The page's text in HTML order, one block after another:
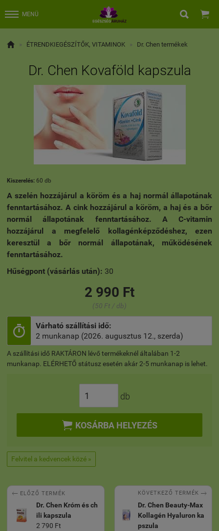
MENÜ  
 » ÉTRENDKIEGÉSZÍTŐK, VITAMINOK » Dr. Chen termékek
Dr. Chen Kovaföld kapszula
Kiszerelés: 60 db
A szelén hozzájárul a köröm és a haj normál állapotának
fenntartásához. A cink hozzájárul a köröm, a haj és a bőr
normál állapotának fenntartásához. A C-vitamin
hozzájárul a megfelelő kollagénképződéshez, ezen
keresztül a bőr normál állapotának, működésének
fenntartásához.
Hűségpont (vásárlás után): 30
2 990 Ft
(50 Ft / db)

Várható szállítási idő:
2 munkanap (2026. augusztus 12., szerda)
A szállítási idő RAKTÁRON lévő termékeknél általában 1-2
munkanap. ELÉRHETŐ státusz esetén akár 2-5 munkanap is lehet.
db
 KOSÁRBA HELYEZÉS
Felvitel a kedvencek közé »
 ELŐZŐ TERMÉK
Dr. Chen Króm és ch
ili kapszula
2 790 Ft
KÖVETKEZŐ TERMÉK 
Dr. Chen Beauty-Max
Kollagén Hyaluron ka
pszula